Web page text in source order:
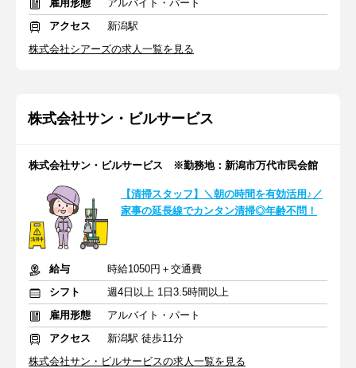
雇用形態
アルバイト・パート
アクセス
新潟駅
株式会社シアーズの求人一覧を見る
株式会社サン・ビルサービス
株式会社サン・ビルサービス ※勤務地：新潟市万代市民会館
【清掃スタッフ】＼朝の時間を有効活用♪／
家事の延長線でカンタン清掃◎年齢不問！
給与
時給1050円＋交通費
シフト
週4日以上 1日3.5時間以上
雇用形態
アルバイト・パート
アクセス
新潟駅 徒歩11分
株式会社サン・ビルサービスの求人一覧を見る